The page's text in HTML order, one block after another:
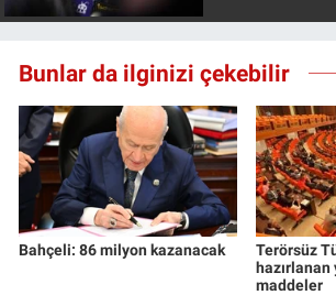
Bunlar da ilginizi çekebilir
Bahçeli: 86 milyon kazanacak
Terörsüz
maddeler